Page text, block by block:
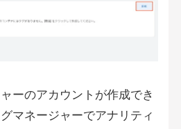
ーのアカウントが作成でき
マネージャーでアナリティ